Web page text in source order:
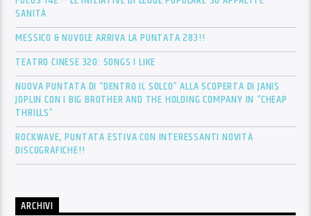
SANITÀ
MESSICO & NUVOLE ARRIVA LA PUNTATA 283!!
TEATRO CINESE 320: SONGS I LIKE
NUOVA PUNTATA DI “DENTRO IL SOLCO” ALLA SCOPERTA DI JANIS
JOPLIN CON I BIG BROTHER AND THE HOLDING COMPANY IN “CHEAP
THRILLS”
ROCKWAVE, PUNTATA ESTIVA CON INTERESSANTI NOVITÀ
DISCOGRAFICHE!!
ARCHIVI